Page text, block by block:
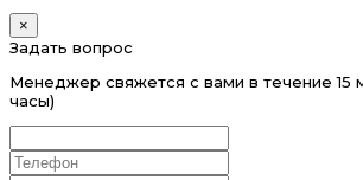
×
Задать вопрос
Менеджер свяжется с вами в течение 15
часы)